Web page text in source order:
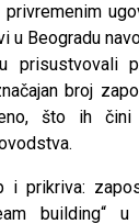
u Beogradu
prisustvovali
broj
što ih čini
i prikriva:
building“